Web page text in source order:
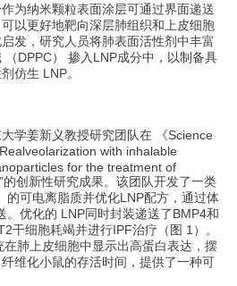
为纳米颗粒表面涂层可通过界面递送
以更好地靶向深层肺组织和上皮细胞
发，研究人员将肺表面活性剂中丰富
DPPC） 掺入LNP成分中，以制备具
仿生 LNP。
学姜新义教授研究团队在 《Science
with inhalable
for the treatment of
创新性研究成果。该团队开发了一类
的可电离脂质并优化LNP配方，通过体
。优化的 LNP同时封装递送了BMP4和
干细胞耗竭并进行IPF治疗（图 1）。
肺上皮细胞中显示出高蛋白表达，摆
维化小鼠的存活时间，提供了一种可